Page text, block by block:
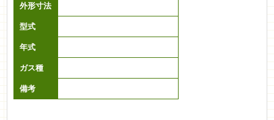
外形寸法
型式
年式
ガス種
備考